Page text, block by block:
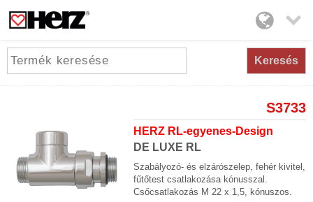

Keresés
S3733
HERZ RL-egyenes-Design
DE LUXE RL
Szabályozó- és elzárószelep, fehér kivitel,
fűtőtest csatlakozása kónusszal.
Csőcsatlakozás M 22 x 1,5, kónuszos.